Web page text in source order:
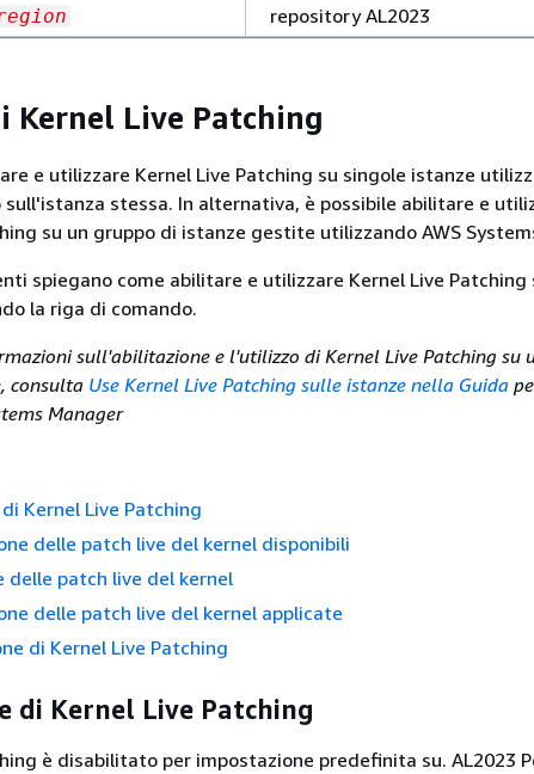
repository AL2023
Kernel Live Patching
e utilizzare Kernel Live Patching su singole istanze
sull'istanza stessa. In alternativa, è possibile abilitare e
su un gruppo di istanze gestite utilizzando AWS
spiegano come abilitare e utilizzare Kernel Live Patching
la riga di comando.
sull'abilitazione e l'utilizzo di Kernel Live Patching su
consulta Use Kernel Live Patching sulle istanze nella Guida
Manager
Kernel Live Patching
delle patch live del kernel disponibili
delle patch live del kernel
delle patch live del kernel applicate
di Kernel Live Patching
di Kernel Live Patching
è disabilitato per impostazione predefinita su. AL2023